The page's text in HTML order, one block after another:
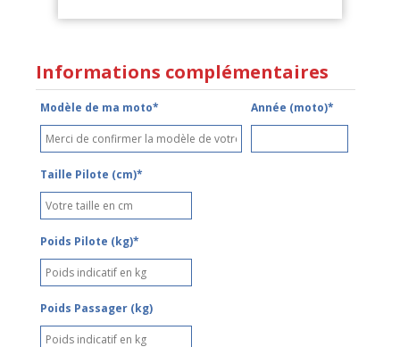
Informations complémentaires
Modèle de ma moto* Année (moto)*
Taille Pilote (cm)*
Poids Pilote (kg)*
Poids Passager (kg)